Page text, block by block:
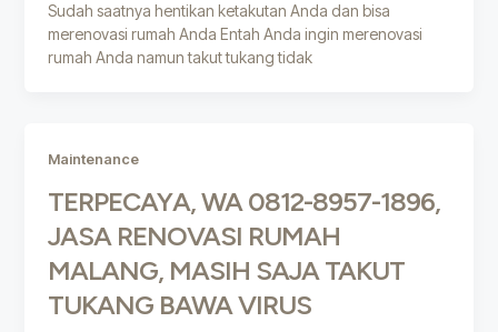
Sudah saatnya hentikan ketakutan Anda dan bisa
merenovasi rumah Anda Entah Anda ingin merenovasi
rumah Anda namun takut tukang tidak
Maintenance
TERPECAYA, WA 0812-8957-1896,
JASA RENOVASI RUMAH
MALANG, MASIH SAJA TAKUT
TUKANG BAWA VIRUS